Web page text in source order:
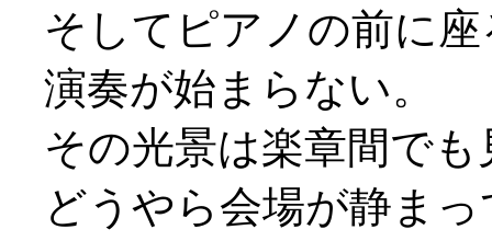
そしてピアノの前に
演奏が始まらない。
その光景は楽章間で
どうやら会場が静ま